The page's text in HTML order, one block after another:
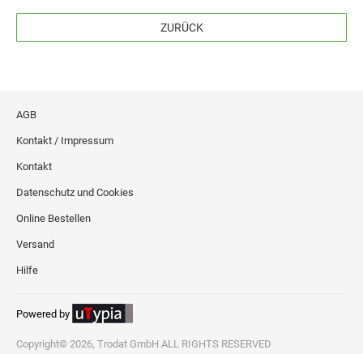
ZURÜCK
AGB
Kontakt / Impressum
Kontakt
Datenschutz und Cookies
Online Bestellen
Versand
Hilfe
Powered by
Copyright© 2026, Trodat GmbH ALL RIGHTS RESERVED